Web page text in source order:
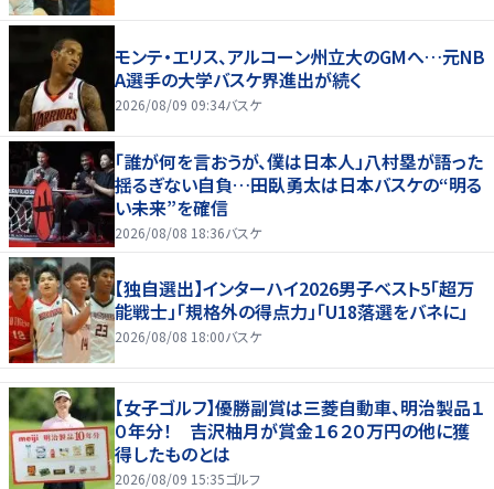
モンテ・エリス、アルコーン州立大のGMへ…元NB
A選手の大学バスケ界進出が続く
2026/08/09 09:34バスケ
「誰が何を言おうが、僕は日本人」八村塁が語った
揺るぎない自負…田臥勇太は日本バスケの“明る
い未来”を確信
2026/08/08 18:36バスケ
【独自選出】インターハイ2026男子ベスト5「超万
能戦士」「規格外の得点力」「U18落選をバネに」
2026/08/08 18:00バスケ
【女子ゴルフ】優勝副賞は三菱自動車、明治製品１
０年分！ 吉沢柚月が賞金１６２０万円の他に獲
得したものとは
2026/08/09 15:35ゴルフ